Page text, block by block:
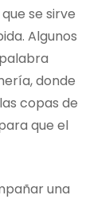
se sirve
Algunos
donde
copas de
que el
una